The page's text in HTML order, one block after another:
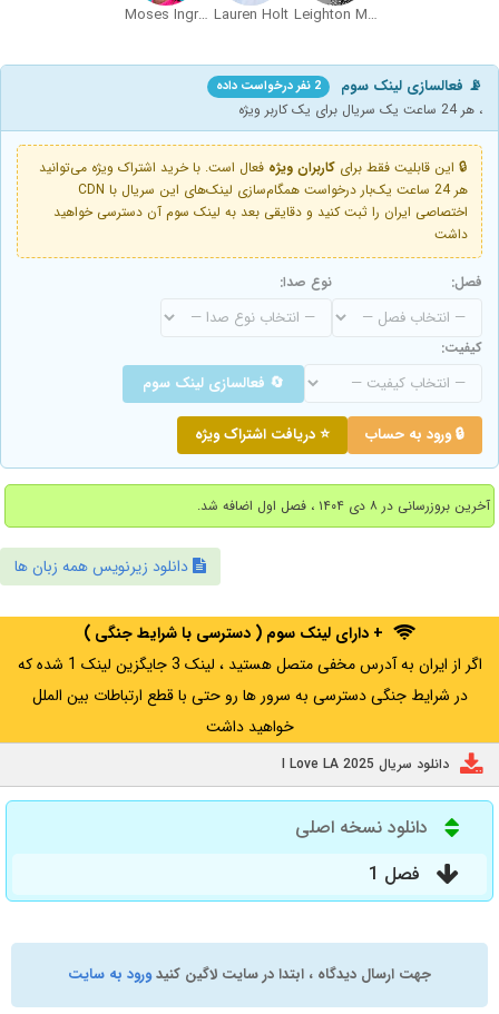
Leighton Meester
Lauren Holt
Moses Ingram
📡 فعالسازی لینک سوم 2 نفر درخواست داده
، هر 24 ساعت یک سریال برای یک کاربر ویژه
🔒 این قابلیت فقط برای کاربران ویژه فعال است. با خرید اشتراک ویژه می‌توانید
هر 24 ساعت یک‌بار درخواست همگام‌سازی لینک‌های این سریال با CDN
اختصاصی ایران را ثبت کنید و دقایقی بعد به لینک سوم آن دسترسی خواهید
داشت
فصل: نوع صدا:
کیفیت:
🔄 فعالسازی لینک سوم
🔒 ورود به حساب ⭐ دریافت اشتراک ویژه
آخرین بروزرسانی در ۸ دی ۱۴۰۴ ، فصل اول اضافه شد.
دانلود زیرنویس همه زبان ها
+ دارای لینک سوم ( دسترسی با شرایط جنگی )
اگر از ایران به آدرس مخفی متصل هستید ، لینک 3 جایگزین لینک 1 شده که
در شرایط جنگی دسترسی به سرور ها رو حتی با قطع ارتباطات بین الملل
خواهید داشت
دانلود سریال I Love LA 2025
دانلود نسخه اصلی
فصل 1
جهت ارسال دیدگاه ، ابتدا در سایت لاگین کنیدورود به سایت